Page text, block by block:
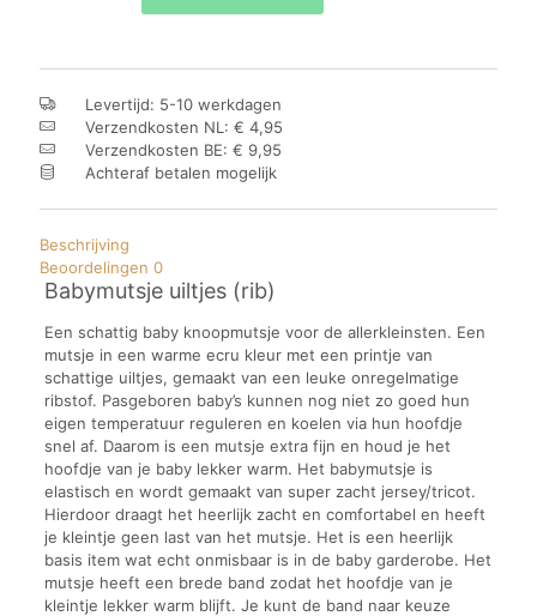
Levertijd: 5-10 werkdagen
Verzendkosten NL: € 4,95
Verzendkosten BE: € 9,95
Achteraf betalen mogelijk
Beschrijving
Beoordelingen 0
Babymutsje uiltjes (rib)
Een schattig baby knoopmutsje voor de allerkleinsten. Een
mutsje in een warme ecru kleur met een printje van
schattige uiltjes, gemaakt van een leuke onregelmatige
ribstof. Pasgeboren baby’s kunnen nog niet zo goed hun
eigen temperatuur reguleren en koelen via hun hoofdje
snel af. Daarom is een mutsje extra fijn en houd je het
hoofdje van je baby lekker warm. Het babymutsje is
elastisch en wordt gemaakt van super zacht jersey/tricot.
Hierdoor draagt het heerlijk zacht en comfortabel en heeft
je kleintje geen last van het mutsje. Het is een heerlijk
basis item wat echt onmisbaar is in de baby garderobe. Het
mutsje heeft een brede band zodat het hoofdje van je
kleintje lekker warm blijft. Je kunt de band naar keuze